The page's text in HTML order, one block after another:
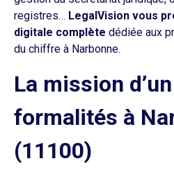
registres… LegalVision vous
digitale complète dédiée aux
du chiffre à Narbonne.
La mission
formalités à
(11100)